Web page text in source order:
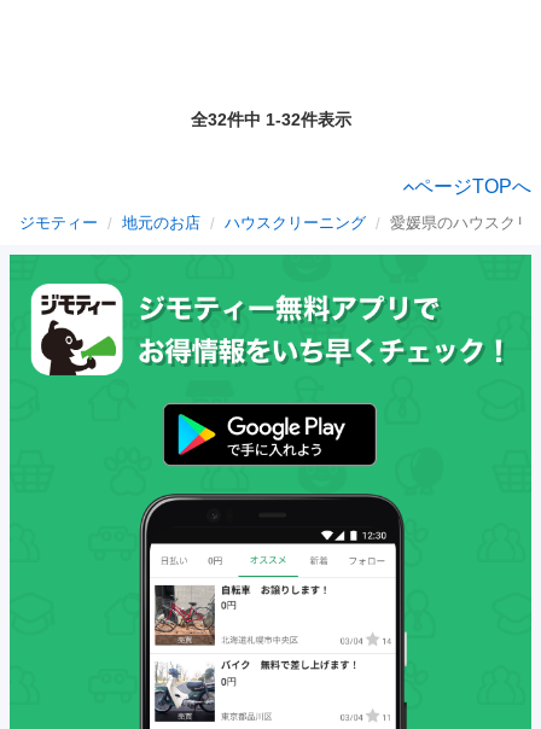
全32件中 1-32件表示
ページTOPへ
ジモティー 地元のお店 ハウスクリーニング 愛媛県のハウスクリ